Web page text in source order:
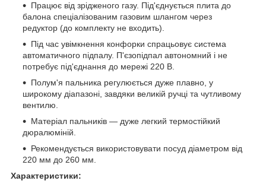
Працює від зрідженого газу. Під'єднується плита до
балона спеціалізованим газовим шлангом через
редуктор (до комплекту не входить).
Під час увімкнення конфорки спрацьовує система
автоматичного підпалу. П'єзопідпал автономний і не
потребує під'єднання до мережі 220 В.
Полум'я пальника регулюється дуже плавно, у
широкому діапазоні, завдяки великій ручці та чутливому
вентилю.
Матеріал пальників — дуже легкий термостійкий
дюралюміній.
Рекомендується використовувати посуд діаметром від
220 мм до 260 мм.
Характеристики: